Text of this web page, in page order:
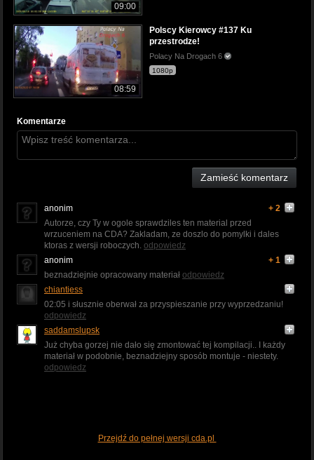
09:00
08:59
Polscy Kierowcy #137 Ku
przestrodze!
Polacy Na Drogach 6
1080p
Komentarze
Zamieść komentarz
anonim
+ 2
Autorze, czy Ty w ogole sprawdziles ten material przed
wrzuceniem na CDA? Zakladam, ze doszlo do pomylki i dales
ktoras z wersji roboczych. odpowiedz
anonim
+ 1
beznadziejnie opracowany materiał odpowiedz
chiantiess
02:05 i słusznie oberwał za przyspieszanie przy wyprzedzaniu!
odpowiedz
saddamslupsk
Już chyba gorzej nie dało się zmontować tej kompilacji.. I każdy
materiał w podobnie, beznadziejny sposób montuje - niestety.
odpowiedz
Przejdź do pełnej wersji cda.pl